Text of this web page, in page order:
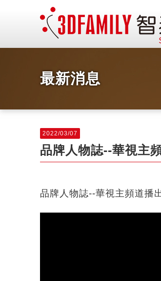
最新消息
2022/03/07
品牌人物誌--華視主
品牌人物誌--華視主頻道播